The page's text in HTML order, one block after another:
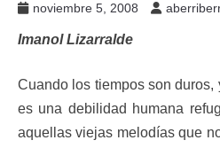
noviembre 5, 2008
Imanol Lizarralde
Cuando los tiempos son duros,
es una debilidad humana
aquellas viejas melodías que